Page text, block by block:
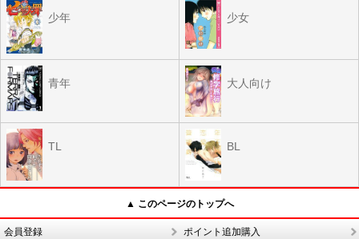
少年 少女
青年 大人向け
TL BL
▲ このページのトップへ
会員登録 ポイント追加購入